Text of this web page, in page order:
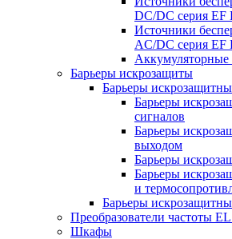
DC/DC серия EF
Источники
AC/DC серия EF
Аккумуляторные
Барьеры искрозащиты
Барьеры
Барьеры
сигналов
Барьеры
выходом
Барьеры
Барьеры
и
Барьеры
Преобразователи частоты
Шкафы